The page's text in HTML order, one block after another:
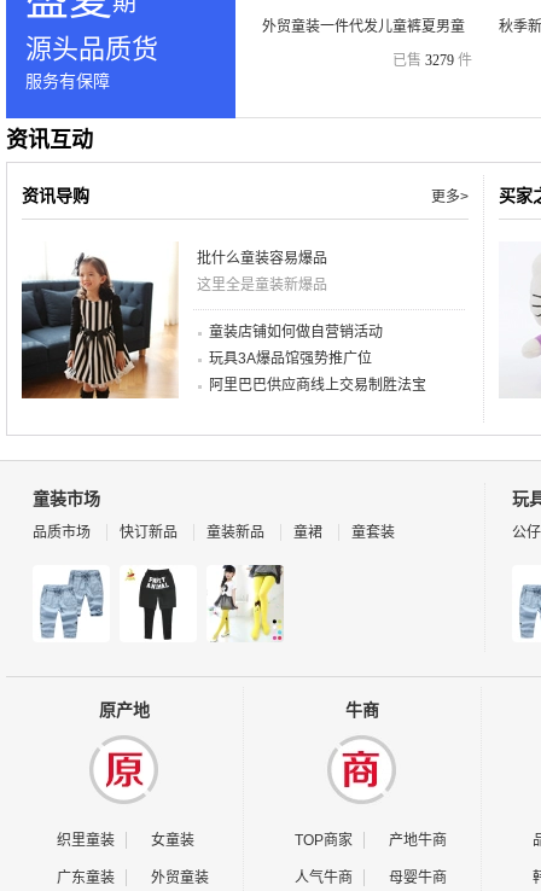
源头品质货
服务有保障
外贸童装一件代发儿童裤夏男童
牛仔短裤中小童2016休闲裤子中
已售 3279 件
秋季
资讯互动
更多>
资讯导购
批什么童装容易爆品
这里全是童装新爆品
童装店铺如何做自营销活动
玩具3A爆品馆强势推广位
阿里巴巴供应商线上交易制胜法宝
买家
童装市场
品质市场 快订新品 童装新品 童裙 童套装
玩
公
原产地
织里童装
广东童装
女童装
外贸童装
牛商
TOP商家
人气牛商
产地牛商
母婴牛商